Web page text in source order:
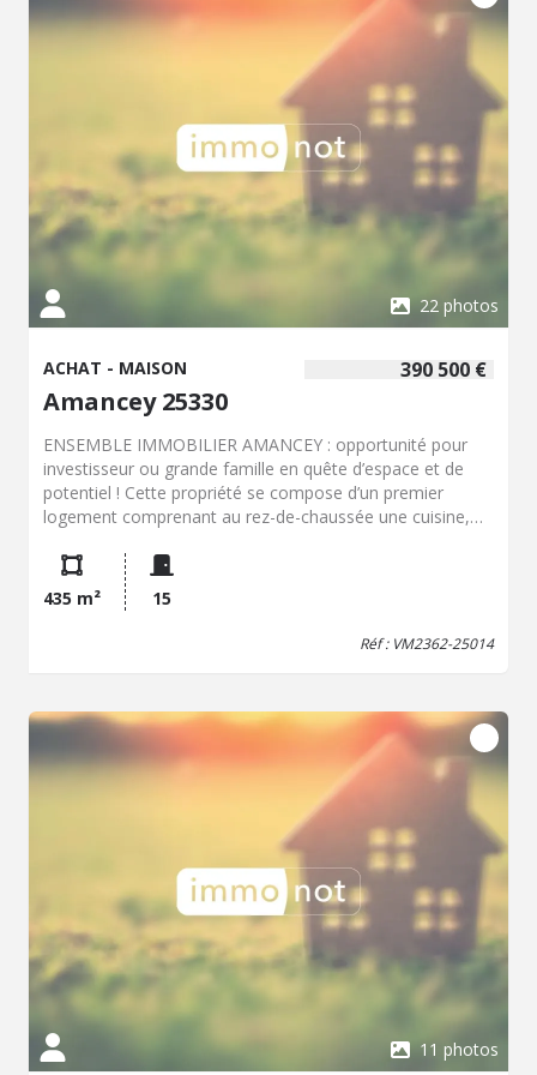
WC indépendant. Cette propriété spacieuse et
fonctionnelle séduira les familles en quête de confort, de
volumes généreux et d'un environnement agréable, tout
en bénéficiant d'un vaste terrain entièrement clos.
Honoraires inclus de 5.77% TTC à la charge de
l'acquéreur. Prix hors honoraires 260 000 €. Classe
énergie D, Classe climat B. Montant moyen estimé des
dépenses annuelles d'énergie pour un usage standard,
établi à partir des prix de l'énergie de l'année 2021 :
800.00 €. Date de réalisation du DPE : 18-02-2020. Les
informations sur les risques auxquels ce bien est exposé
sont disponibles sur le site Géorisques :
georisques.gouv.fr.
22 photos
390 500 €
ACHAT - MAISON
Amancey 25330
ENSEMBLE IMMOBILIER AMANCEY : opportunité pour
investisseur ou grande famille en quête d’espace et de
potentiel ! Cette propriété se compose d’un premier
logement comprenant au rez-de-chaussée une cuisine,
chambres spacieuses, d’un second logement offrant au
rez-de-chaussée une grande entrée, au premier étage
une cuisine ouverte sur séjour, 2 chambres, WC, salle de
bains ainsi que 2 terrasses, et au deuxième étage un
rénover, l’un d’environ 33 m² composé de 2 pièces et WC
au rez-de-chaussée et l’autre de 44 m² au premier étage,
offrant un potentiel locatif ou professionnel. La propriété
dispose en complément d’un double garage indépendant,
d’un jardin agréable, d’une piscine creusée actuellement
hors service (liner à changer), ainsi que de nombreuses
dépendances type anciennes granges, caves et greniers
permettant de créer de nouveaux logements ou
d’optimiser encore le potentiel existant. Assainissement
aux normes, panneaux solaires déjà installés, toiture en
bon état, chauffage fioul et bois : un bien complet, rare et
évolutif offrant de multiples possibilités d’exploitation et
une rentabilité future très attractive. Honoraires inclus de
5.54% TTC à la charge de l'acquéreur. Prix hors
honoraires 370 000 €. Classe énergie E, Classe climat D
Montant moyen estimé des dépenses annuelles d'énergie
435 m² 15
Réf : VM2362-25014
11 photos